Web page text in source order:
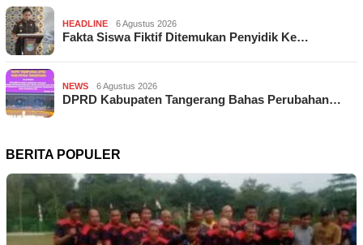
HEADLINE 6 Agustus 2026
Fakta Siswa Fiktif Ditemukan Penyidik Ke…
NEWS 6 Agustus 2026
DPRD Kabupaten Tangerang Bahas Perubahan…
BERITA POPULER